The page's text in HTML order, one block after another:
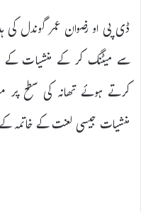
ڈی پی او رضوان عمر گوندل
سے میٹنگ کر کے منشیات کے
کرتے ہوئے تھانہ کی سطح پر
منشیات جیسی لعنت کے خاتمہ